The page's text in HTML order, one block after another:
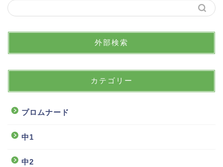
外部検索
カテゴリー
プロムナード
中1
中2